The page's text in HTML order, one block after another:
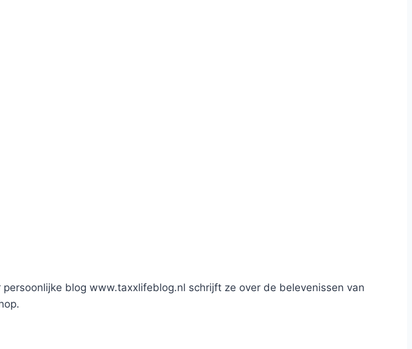
blog www.taxxlifeblog.nl schrijft ze over de belevenissen van